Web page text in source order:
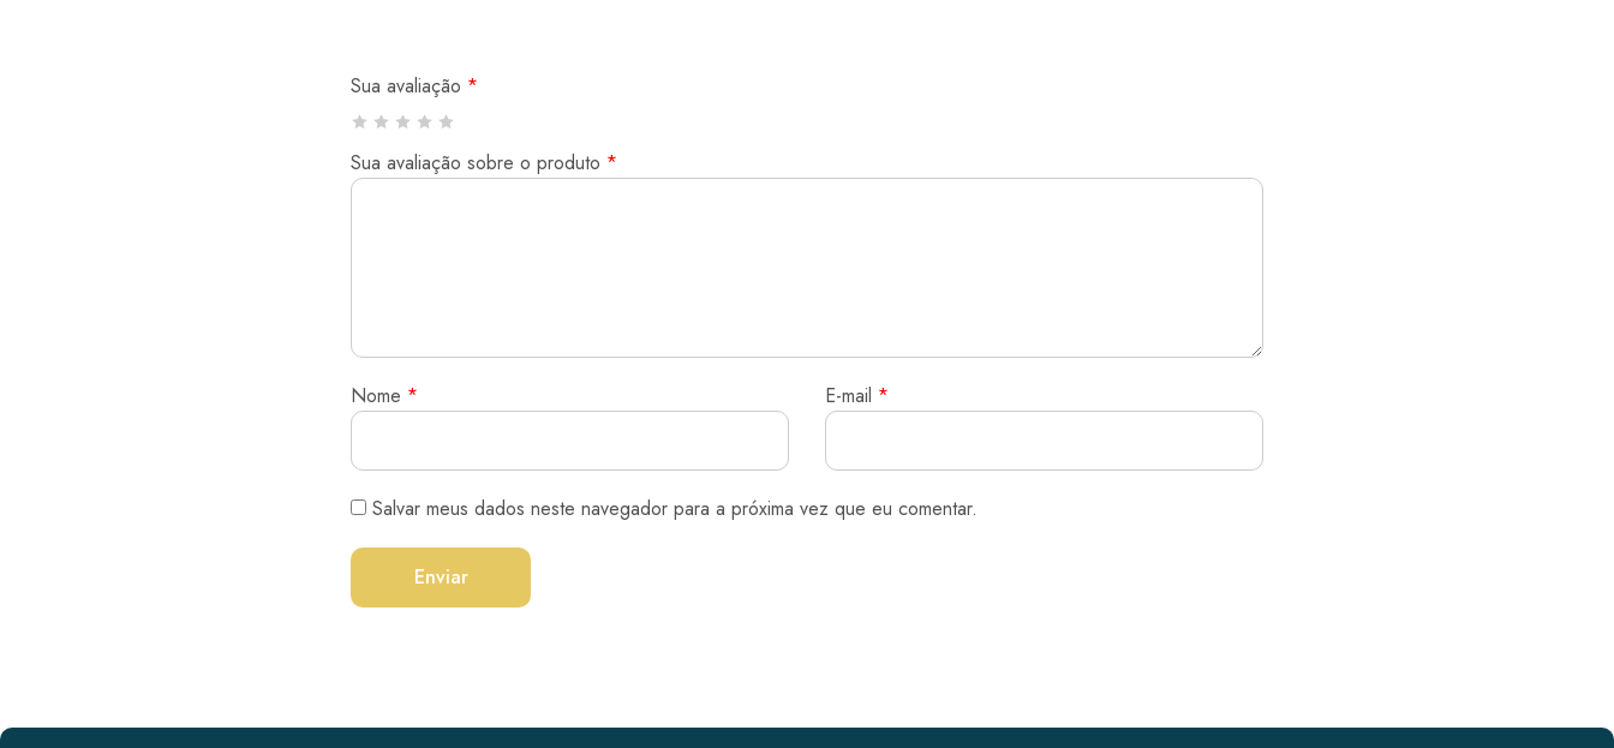
Sua avaliação *
Sua avaliação sobre o produto *
Nome * E-mail *
Salvar meus dados neste navegador para a próxima vez que eu comentar.